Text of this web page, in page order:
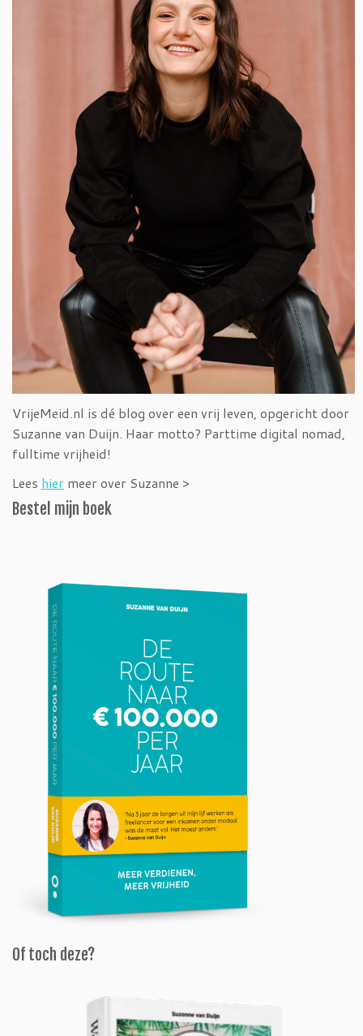
VrijeMeid.nl is dé blog over een vrij leven, opgericht door
Suzanne van Duijn. Haar motto? Parttime digital nomad,
fulltime vrijheid!
Lees hier meer over Suzanne >
Bestel mijn boek
Of toch deze?